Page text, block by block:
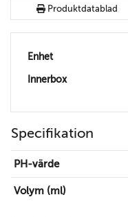
Produktdatablad
Enhet
Innerbox
Specifikation
PH-värde
Volym (ml)